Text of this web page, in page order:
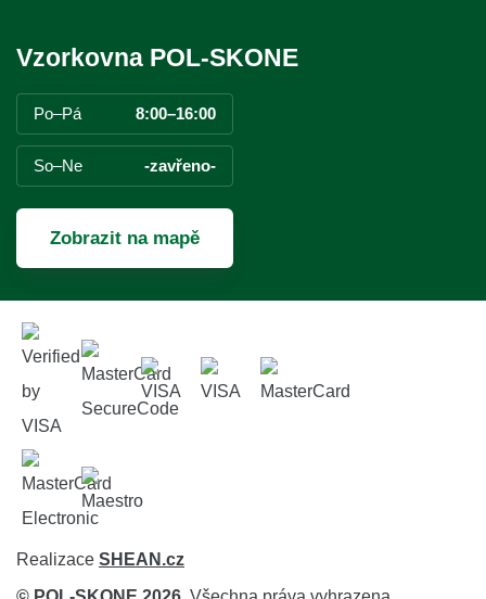
Vzorkovna POL-SKONE
Po–Pá 8:00–16:00
So–Ne -zavřeno-
Zobrazit na mapě
Realizace SHEAN.cz